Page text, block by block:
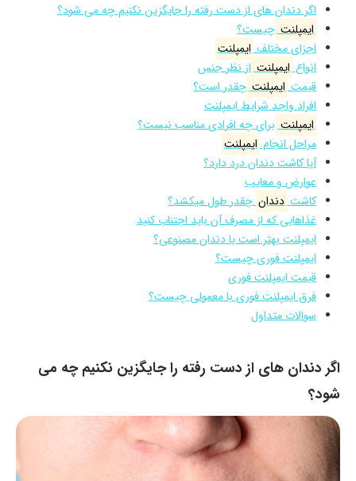
اگر دندان های از دست رفته را جایگزین نکنیم چه می شود؟
ایمپلنتچیست؟
اجزای مختلفایمپلنت
انواعایمپلنتاز نظر جنس
قیمتایمپلنتچقدر است؟
افراد واجد شرایط ایمپلنت
ایمپلنتبرای چه افرادی مناسب نیست؟
مراحل انجامایمپلنت
آیا کاشت دندان درد دارد؟
عوارض و معایب
کاشتدندانچقدر طول میکشد؟
غذاهایی که از مصرف آن باید اجتناب کنید
ایمپلنت بهتر است یا دندان مصنوعی؟
ایمپلنت فوری چیست؟
قیمت ایمپلنت فوری
فرق ایمپلنت فوری با معمولی چیست؟
سوالات متداول
اگر دندان های از دست رفته را جایگزین نکنیم چه می
شود؟